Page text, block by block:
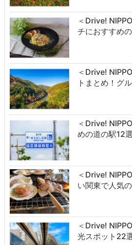
＜Drive!
チにおすすめ
＜Drive!
トまとめ！グ
＜Drive!
めの道の駅12
＜Drive!
い関東で人気
＜Drive!
光スポット22